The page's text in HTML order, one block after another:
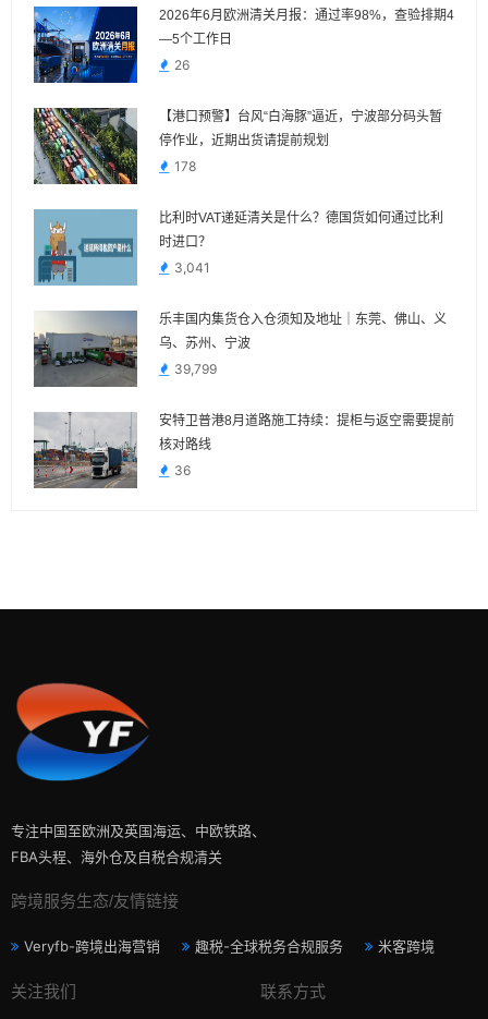
2026年6月欧洲清关月报：通过率98%，查验排期4
—5个工作日
26
【港口预警】台风“白海豚”逼近，宁波部分码头暂
停作业，近期出货请提前规划
178
比利时VAT递延清关是什么？德国货如何通过比利
时进口？
3,041
乐丰国内集货仓入仓须知及地址｜东莞、佛山、义
乌、苏州、宁波
39,799
安特卫普港8月道路施工持续：提柜与返空需要提前
核对路线
36
专注中国至欧洲及英国海运、中欧铁路、
FBA头程、海外仓及自税合规清关
跨境服务生态/友情链接
Veryfb-跨境出海营销 趣税-全球税务合规服务 米客跨境
关注我们 联系方式